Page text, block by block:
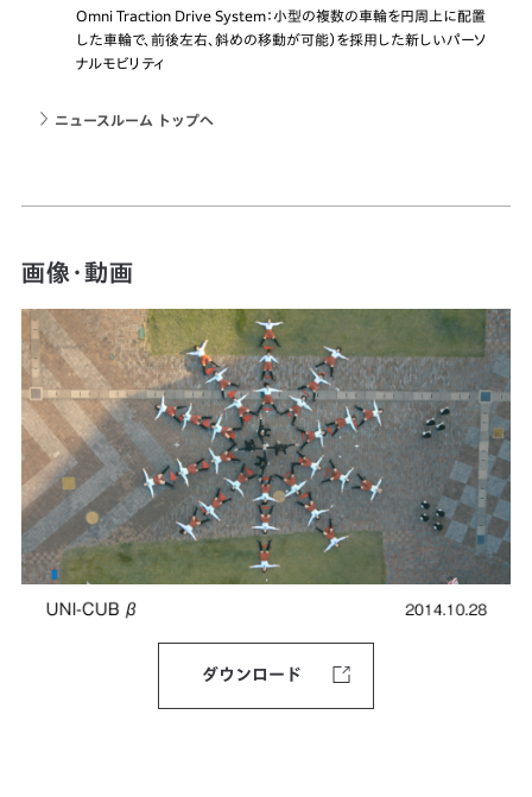
Omni Traction Drive System：小型の複数の車輪を円周上に配置
した車輪で、前後左右、斜めの移動が可能）を採用した新しいパーソ
ナルモビリティ
ニュースルーム トップへ
画像・動画
ダウンロード